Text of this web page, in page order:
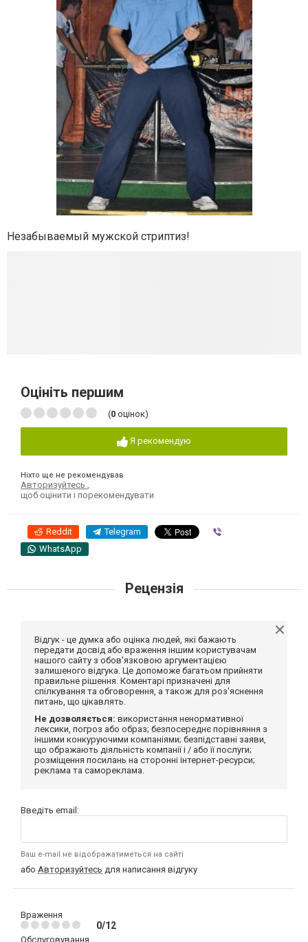
Незабываемый мужской стриптиз!
Оцініть першим
(0 оцінок)
Я рекомендую
Ніхто ще не рекомендував
Авторизуйтесь
щоб оцінити і порекомендувати
Reddit Telegram
WhatsApp
Рецензія
Відгук - це думка або оцінка людей, які бажають
передати досвід або враження іншим користувачам
нашого сайту з обов'язковою аргументацією
залишеного відгука. Це допоможе багатьом прийняти
правильне рішення. Коментарі призначені для
спілкування та обговорення, а також для роз'яснення
питань, що цікавлять.
Не дозволяється: використання ненормативної
лексики, погроз або образ; безпосереднє порівняння з
іншими конкуруючими компаніями; безпідставні заяви,
що ображають діяльність компанії і / або її послуги;
розміщення посилань на сторонні інтернет-ресурси;
реклама та самореклама.
Введіть email:
Ваш e-mail не відображатиметься на сайті
або Авторизуйтесь для написання відгуку
Враження
0/12
Обслуговування